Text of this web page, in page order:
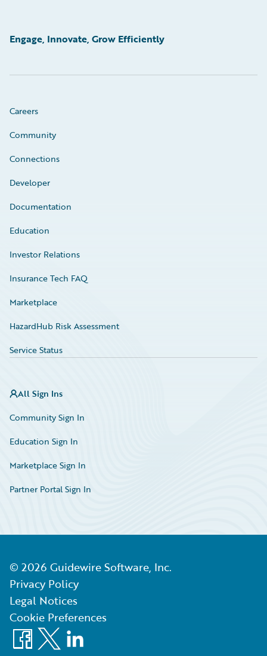
Engage, Innovate, Grow Efficiently
Careers
Community
Connections
Developer
Documentation
Education
Investor Relations
Insurance Tech FAQ
Marketplace
HazardHub Risk Assessment
Service Status
All Sign Ins
Community Sign In
Education Sign In
Marketplace Sign In
Partner Portal Sign In
© 2026 Guidewire Software, Inc.
Privacy Policy
Legal Notices
Cookie Preferences
Facebook
X LinkedIn